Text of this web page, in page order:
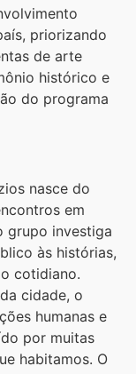
priorizando
de arte
histórico e
do programa
nasce do
em
grupo investiga
às histórias,
cotidiano.
cidade, o
humanas e
por muitas
habitamos. O